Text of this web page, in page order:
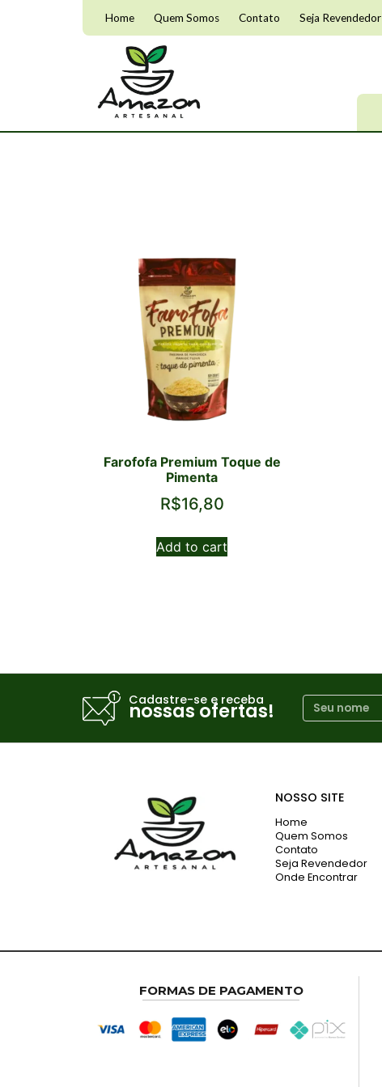
Home Quem Somos Contato Seja Revendedor
Farofofa Premium Toque de
Pimenta
R$16,80
Add to cart
Cadastre-se e receba
nossas ofertas!
NOSSO SITE
Home
Quem Somos
Contato
Seja Revendedor
Onde Encontrar
FORMAS DE PAGAMENTO